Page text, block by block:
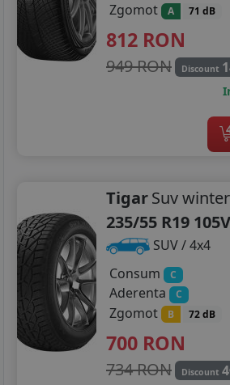
Zgomot A 71 dB
812 RON
949 RON Discount
TigarSuv winter
235/55 R19 105V
SUV / 4x4
Consum
C
Aderenta C
Zgomot B 72 dB
700 RON
734 RON Discount 4